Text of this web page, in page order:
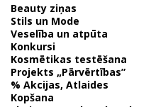
Beauty ziņas
Stils un Mode
Veselība un atpūta
Konkursi
Kosmētikas testēšana
Projekts „Pārvērtības”
% Akcijas, Atlaides
Kopšana